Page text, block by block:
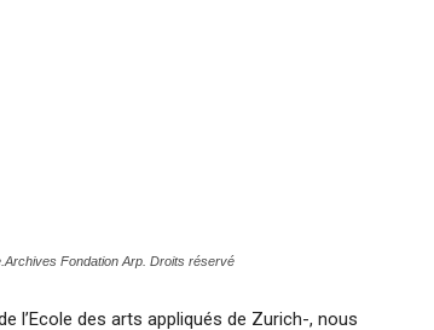
Archives Fondation Arp. Droits réservé
l’Ecole des arts appliqués de Zurich-, nous